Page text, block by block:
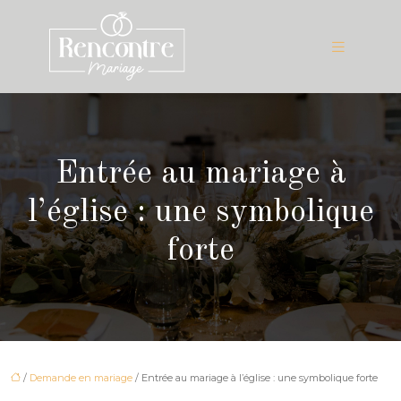
Entrée au mariage à
l’église : une symbolique
forte
/ Demande en mariage / Entrée au mariage à l’église : une symbolique forte